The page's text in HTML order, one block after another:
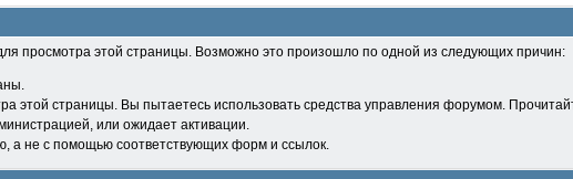
просмотра этой страницы. Возможно это произошло по одной из следующих причин:
этой страницы. Вы пытаетесь использовать средства управления форумом.
или ожидает активации.
а не с помощью соответствующих форм и ссылок.